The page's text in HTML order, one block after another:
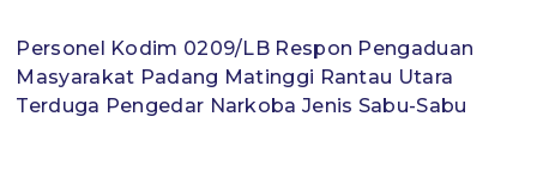
Personel Kodim 0209/LB Respon Pengaduan
Masyarakat Padang Matinggi Rantau Utara
Terduga Pengedar Narkoba Jenis Sabu-Sabu